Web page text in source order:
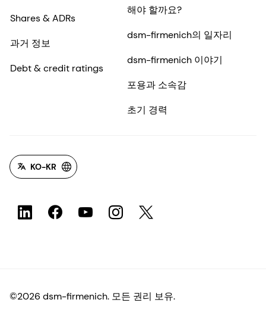
Shares & ADRs
과거 정보
Debt & credit ratings
해야 할까요?
dsm-firmenich의 일자리
dsm-firmenich 이야기
포용과 소속감
초기 경력
KO-KR
©2026 dsm-firmenich. 모든 권리 보유.